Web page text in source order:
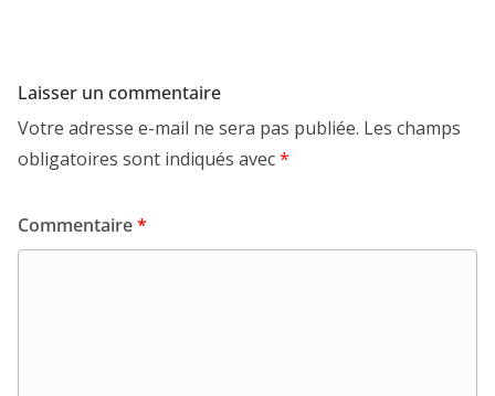
Laisser un commentaire
Votre adresse e-mail ne sera pas publiée. Les champs
obligatoires sont indiqués avec*
Commentaire*